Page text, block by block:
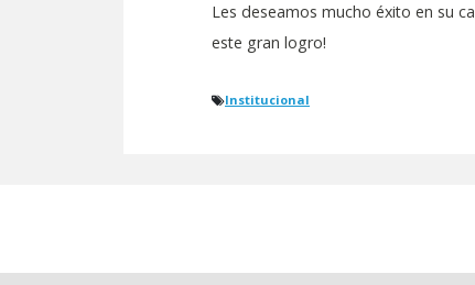
Les deseamos mucho éxito en su
este gran logro!
Institucional